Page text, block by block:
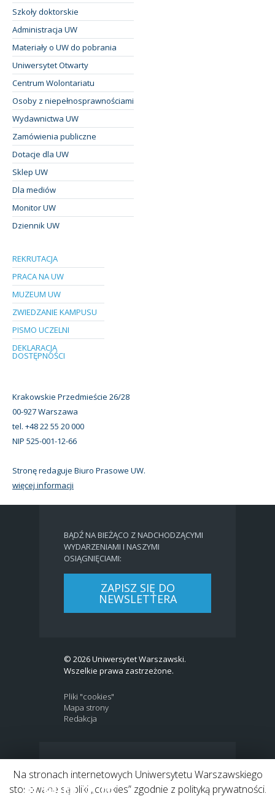
Szkoły doktorskie
Administracja UW
Materiały o UW do pobrania
Uniwersytet Otwarty
Centrum Wolontariatu
Osoby z niepełnosprawnościami
Wydawnictwa UW
Zamówienia publiczne
Dotacje dla UW
Sklep UW
Dla mediów
Monitor UW
Dziennik UW
REKRUTACJA
PRACA NA UW
MUZEUM UW
ZWIEDZANIE KAMPUSU
PISMO UCZELNI
DEKLARACJA
DOSTĘPNOŚCI
Krakowskie Przedmieście 26/28
00-927 Warszawa
tel. +48 22 55 20 000
NIP 525-001-12-66
Stronę redaguje Biuro Prasowe UW.
więcej informacji
BĄDŹ NA BIEŻĄCO Z NADCHODZĄCYMI
WYDARZENIAMI I NASZYMI
OSIĄGNIĘCIAMI:
ZAPISZ SIĘ DO
NEWSLETTERA
© 2026 Uniwersytet Warszawski.
Wszelkie prawa zastrzeżone.
Pliki "cookies"
Mapa strony
Redakcja
Link do profilu Facebook
Link to Twitter profile
Link do kanału Youtube
Link do profilu Instagram
Link do profilu LinkedIn
Na stronach internetowych Uniwersytetu Warszawskiego
stosowane są pliki „cookies” zgodnie z polityką prywatności.